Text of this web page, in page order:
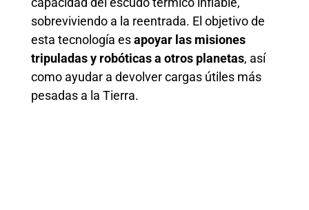
sobreviviendo a la reentrada. El objetivo de
esta tecnología esapoyar las misiones
tripuladas y robóticas a otros planetas, así
como ayudar a devolver cargas útiles más
pesadas a la Tierra.